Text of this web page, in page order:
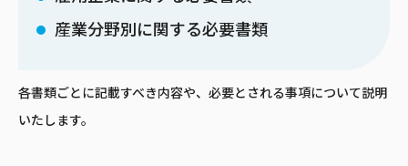
産業分野別に関する必要書類
各書類ごとに記載すべき内容や、必要とされる事項について説明
いたします。